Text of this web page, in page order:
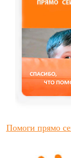
Помоги прямо